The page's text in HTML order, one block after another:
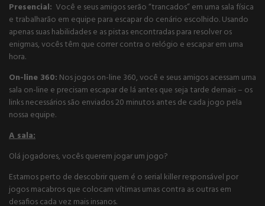
Presencial: Você e seus amigos serão “trancados” em uma sala física
e trabalharão em equipe para escapar do cenário escolhido. Usando
apenas suas habilidades e as pistas encontradas para resolver os
enigmas, vocês têm que correr contra o relógio e escapar em uma
hora.
On-line 360: Nos jogos on-line 360, você e seus amigos acessam uma
sala on-line e precisam escapar de lá antes que seja tarde demais – os
links necessários são enviados 20 minutos antes de cada jogo pela
nossa equipe.
A sala:
Olá jogadores, vocês querem jogar um jogo?
Estamos perto de descobrir quem é o serial killer responsável por
jogos macabros que colocam vítimas umas contra as outras em
desafios cada vez mais insanos.